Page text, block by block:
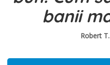
banii
Robert